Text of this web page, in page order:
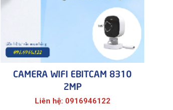
CAMERA WIFI EBITCAM 8310
2MP
Liên hệ: 0916946122